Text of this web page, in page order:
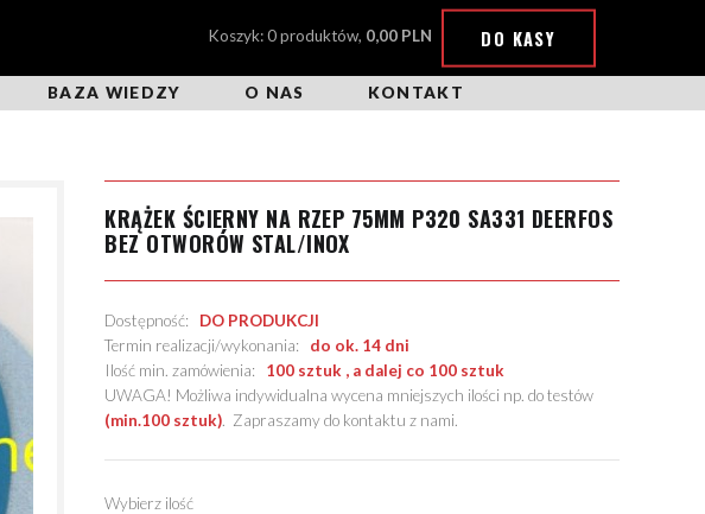
Koszyk: 0 produktów, 0,00 PLN DO KASY
BAZA WIEDZY O NAS KONTAKT
KRĄŻEK ŚCIERNY NA RZEP 75MM P320 SA331 DEERFOS
BEZ OTWORÓW STAL/INOX
Dostępność: DO PRODUKCJI
Termin realizacji/wykonania: do ok. 14 dni
Ilość min. zamówienia: 100 sztuk , a dalej co 100 sztuk
UWAGA! Możliwa indywidualna wycena mniejszych ilości np. do testów
(min.100 sztuk). Zapraszamy do kontaktu z nami.
Wybierz ilość